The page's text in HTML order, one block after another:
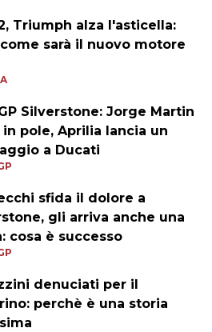
Triumph alza l'asticella:
sarà il nuovo motore
Silverstone: Jorge Martin
pole, Aprilia lancia un
a Ducati
sfida il dolore a
gli arriva anche una
cosa è successo
denuciati per il
perchè è una storia